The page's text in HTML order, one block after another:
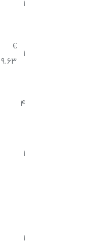
1
1
€
9.63
4
1
1